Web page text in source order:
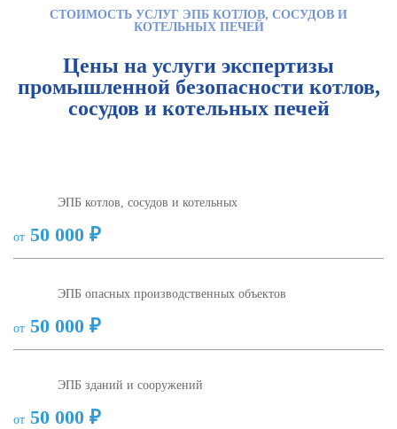
СТОИМОСТЬ УСЛУГ ЭПБ КОТЛОВ, СОСУДОВ И
КОТЕЛЬНЫХ ПЕЧЕЙ
Цены на услуги экспертизы
промышленной безопасности котлов,
сосудов и котельных печей
ЭПБ котлов, сосудов и котельных
от 50 000 ₽
ЭПБ опасных производственных объектов
от 50 000 ₽
ЭПБ зданий и сооружений
от 50 000 ₽